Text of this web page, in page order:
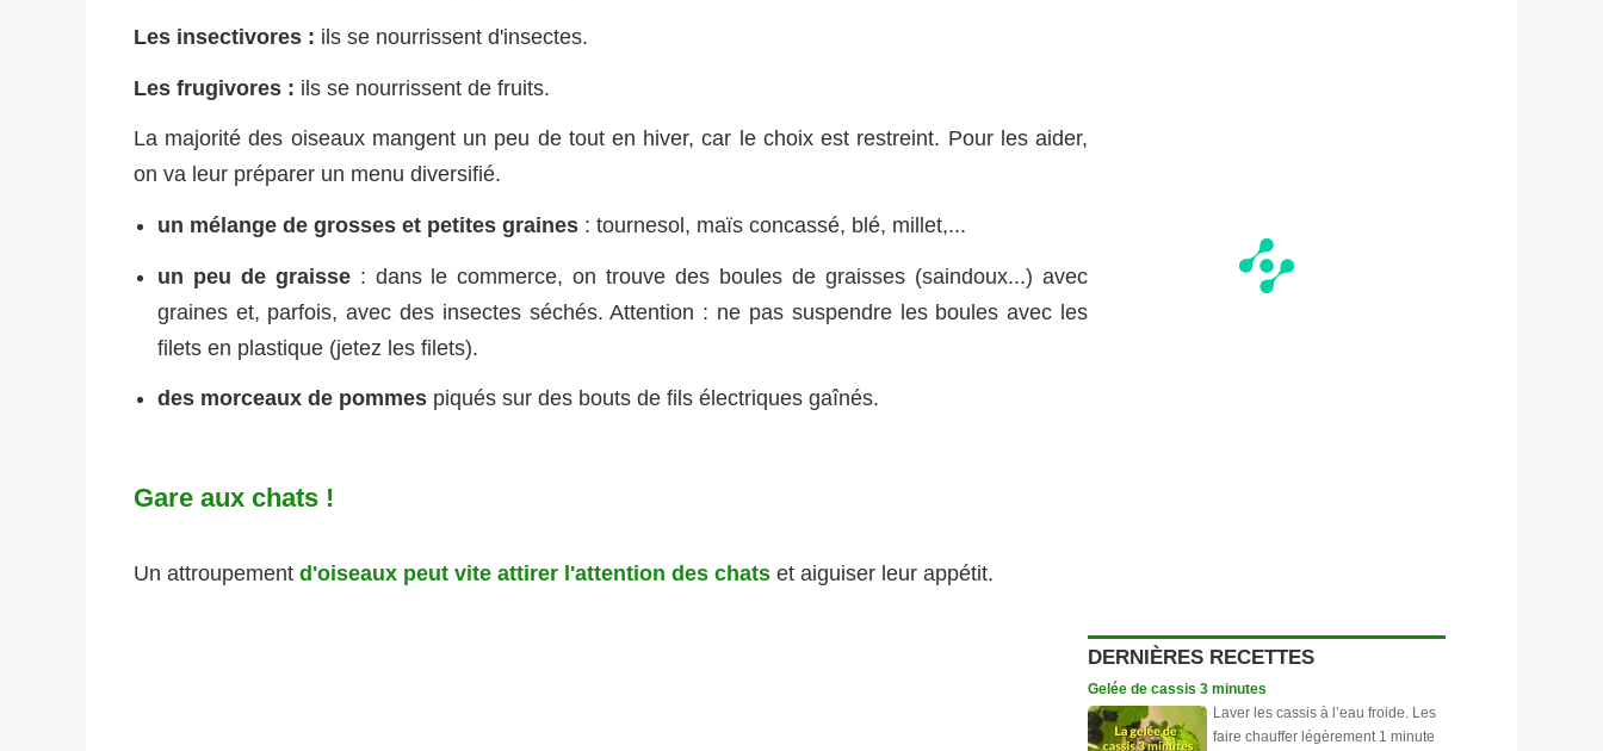
Les insectivores : ils se nourrissent d'insectes.
Les frugivores : ils se nourrissent de fruits.
La majorité des oiseaux mangent un peu de tout en hiver, car le choix est restreint. Pour les aider,
on va leur préparer un menu diversifié.
un mélange de grosses et petites graines: tournesol, maïs concassé, blé, millet,...
un peu de graisse: dans le commerce, on trouve des boules de graisses (saindoux...) avec
graines et, parfois, avec des insectes séchés. Attention : ne pas suspendre les boules avec les
filets en plastique (jetez les filets).
des morceaux de pommespiqués sur des bouts de fils électriques gaînés.
Gare aux chats !
Un attroupement d'oiseaux peut vite attirer l'attention des chats et aiguiser leur appétit.
DERNIÈRES RECETTES
Gelée de cassis 3 minutes
Laver les cassis à l’eau froide. Les
faire chauffer légèrement 1 minute